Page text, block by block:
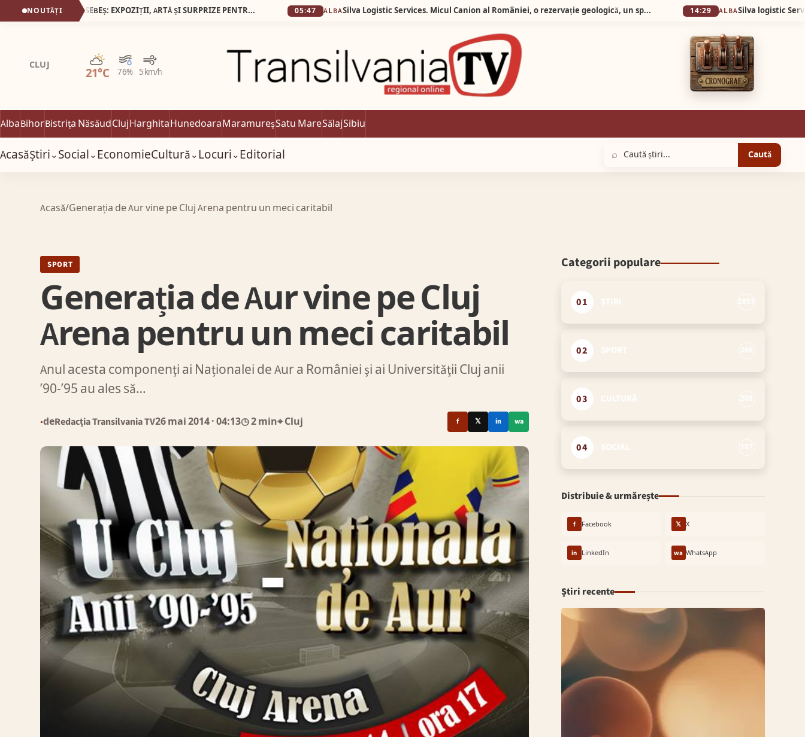
NOUTĂȚI 23 MAI 2026, NOAPTEA MUZEELOR LA SEBEȘ: EXPOZIȚII, ARTĂ ȘI SURPRIZE PENTRU VIZITATORI 05:47 ALBA Silva Logistic Services. Micul Canion al României, o rezervație geologică, un spectacol vizual unde timpul și apa au lucrat împreună, sculptând în carnea pământului forme de o frumusețe stranie. 14:29 ALBA
CLUJ
21°C 76% 5 km/h
Parțial noros
AlbaBihorBistrița NăsăudClujHarghitaHunedoaraMaramureșSatu MareSălajSibiu
AcasăȘtiri⌄Social⌄EconomieCultură⌄Locuri⌄Editorial ⌕ Caută
Acasă/Generația de Aur vine pe Cluj Arena pentru un meci caritabil
SPORT
Generația de Aur vine pe Cluj
Arena pentru un meci caritabil
Anul acesta componenţi ai Naționalei de Aur a României şi ai Universităţii Cluj anii
’90-’95 au ales să…
●deRedacția Transilvania TV26 mai 2014· 04:13◷ 2 min⌖ Cluj f 𝕏 in wa
Categorii populare
01
02
03
04
Distribuie & urmărește
f Facebook 𝕏 X
in LinkedIn wa WhatsApp
Știri recente